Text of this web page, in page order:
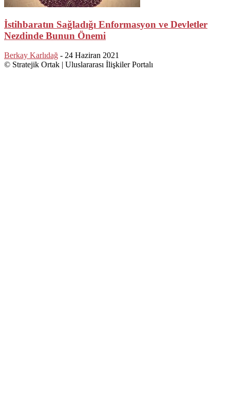
İstihbaratın Sağladığı Enformasyon ve Devletler
Nezdinde Bunun Önemi
Berkay Karlıdağ - 24 Haziran 2021
© Stratejik Ortak | Uluslararası İlişkiler Portalı